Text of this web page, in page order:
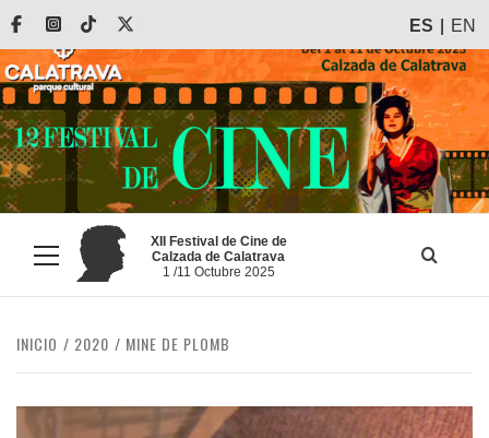
Saltar
contenido
FacebookInstagram
Tiktok ES EN
Menú
principal
XII Festival de Cine de
Calzada de Calatrava
1 /11 Octubre 2025
INICIO 2020 MINE DE PLOMB